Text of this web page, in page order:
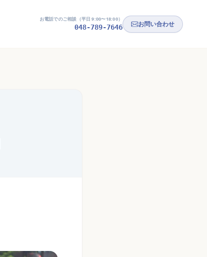
お電話でのご相談（平日 9:00〜18:00）
048-789-7646 お問い合わせ